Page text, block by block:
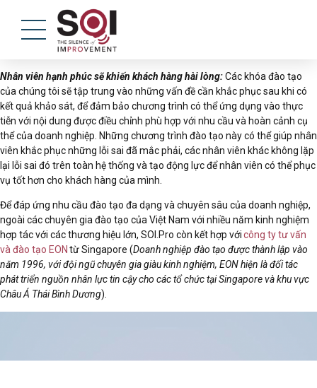
Nhân viên hạnh phúc sẽ khiến khách hàng hài lòng:Các khóa đào tạo
của chúng tôi sẽ tập trung vào những vấn đề cần khắc phục sau khi có
kết quả khảo sát, để đảm bảo chương trình có thể ứng dụng vào thực
tiễn với nội dung được điều chỉnh phù hợp với nhu cầu và hoàn cảnh cụ
thể của doanh nghiệp. Những chương trình đào tạo này có thể giúp nhân
viên khắc phục những lỗi sai đã mắc phải, các nhân viên khác không lặp
lại lỗi sai đó trên toàn hệ thống và tạo động lực để nhân viên có thể phục
vụ tốt hơn cho khách hàng của mình.
Để đáp ứng nhu cầu đào tạo đa dạng và chuyên sâu của doanh nghiệp,
ngoài các chuyên gia đào tạo của Việt Nam với nhiều năm kinh nghiệm
hợp tác với các thương hiệu lớn, SOI.Pro còn kết hợp vớicông ty tư vấn
và đào tạo EON từ Singapore (Doanh nghiệp đào tạo được thành lập vào
năm 1996, với đội ngũ chuyên gia giàu kinh nghiệm, EON hiện là đối tác
phát triển nguồn nhân lực tin cậy cho các tổ chức tại Singapore và khu vực
Châu Á Thái Bình Dương).